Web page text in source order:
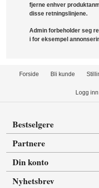
fjerne enhver
disse retningslinjene.
Admin forbeholder seg
i for eksempel
Forside Bli kunde
Logg inn
Bestselgere
Partnere
Din konto
Nyhetsbrev